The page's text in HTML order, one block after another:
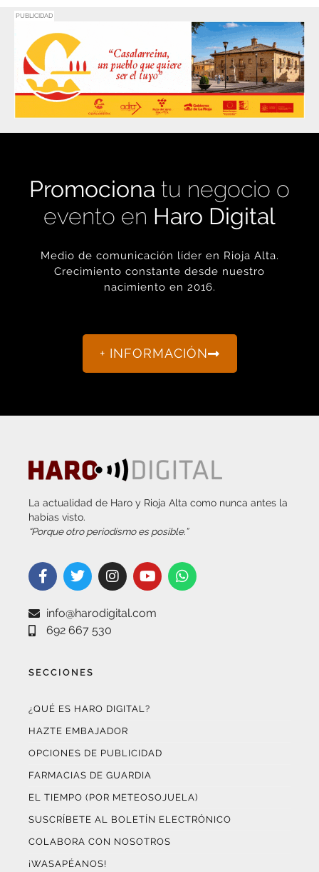
evento enHaro Digital
Medio de comunicación líder en Rioja Alta.
Crecimiento constante desde nuestro
nacimiento en 2016.
La actualidad de Haro y Rioja Alta como nunca antes la
“Porque otro periodismo es posible.”
info@harodigital.com
692 667 530
HAZTE EMBAJADOR
OPCIONES DE PUBLICIDAD
FARMACIAS DE GUARDIA
EL TIEMPO (POR METEOSOJUELA)
SUSCRÍBETE AL BOLETÍN ELECTRÓNICO
COLABORA CON NOSOTROS
¡WASAPÉANOS!
CONTACTO